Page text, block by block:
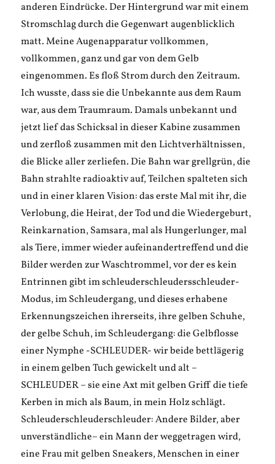
anderen Eindrücke. Der Hintergrund war mit einem
Stromschlag durch die Gegenwart augenblicklich
matt. Meine Augenapparatur vollkommen,
vollkommen, ganz und gar von dem Gelb
eingenommen. Es floß Strom durch den Zeitraum.
Ich wusste, dass sie die Unbekannte aus dem Raum
war, aus dem Traumraum. Damals unbekannt und
jetzt lief das Schicksal in dieser Kabine zusammen
und zerfloß zusammen mit den Lichtverhältnissen,
die Blicke aller zerliefen. Die Bahn war grellgrün, die
Bahn strahlte radioaktiv auf, Teilchen spalteten sich
und in einer klaren Vision: das erste Mal mit ihr, die
Verlobung, die Heirat, der Tod und die Wiedergeburt,
Reinkarnation, Samsara, mal als Hungerlunger, mal
als Tiere, immer wieder aufeinandertreffend und die
Bilder werden zur Waschtrommel, vor der es kein
Entrinnen gibt im schleuderschleudersschleuder-
Modus, im Schleudergang, und dieses erhabene
Erkennungszeichen ihrerseits, ihre gelben Schuhe,
der gelbe Schuh, im Schleudergang: die Gelbflosse
einer Nymphe -SCHLEUDER- wir beide bettlägerig
in einem gelben Tuch gewickelt und alt –
SCHLEUDER – sie eine Axt mit gelben Griff die tiefe
Kerben in mich als Baum, in mein Holz schlägt.
Schleuderschleuderschleuder: Andere Bilder, aber
unverständliche– ein Mann der weggetragen wird,
eine Frau mit gelben Sneakers, Menschen in einer